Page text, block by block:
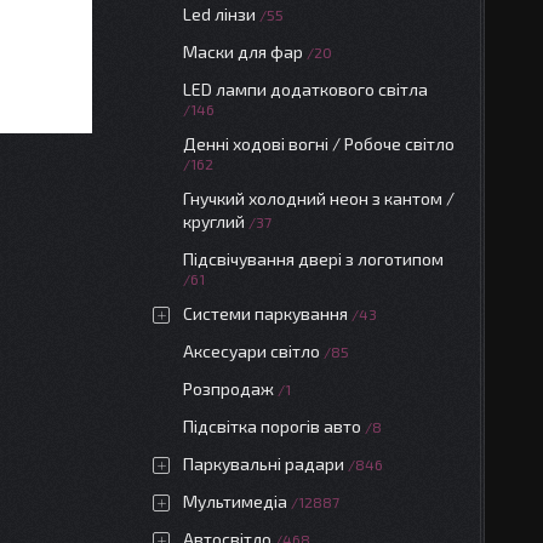
Led лінзи 55
Маски для фар 20
LED лампи додаткового світла
146
Денні ходові вогні / Робоче світло
162
Гнучкий холодний неон з кантом /
круглий
37
Підсвічування двері з логотипом
61
Системи паркування 43
Аксесуари світло 85
Розпродаж 1
Підсвітка порогів авто 8
Паркувальні радари 846
Мультимедіа 12887
Автосвітло 468